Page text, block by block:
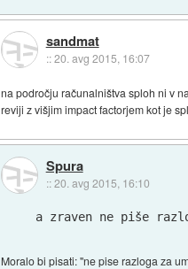
sandmat
::20. avg 2015, 16:07
na področju računalništva sploh ni v
reviji z višjim impact factorjem kot je
Spura
::20. avg 2015, 16:10
a zraven ne piše
Moralo bi pisati: "ne pise razloga za